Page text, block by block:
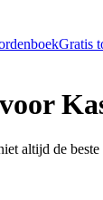
Gratis
altijd de